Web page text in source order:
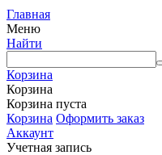
Главная
Меню
Найти
Корзина
Корзина
Корзина пуста
Корзина Оформить заказ
Аккаунт
Учетная запись